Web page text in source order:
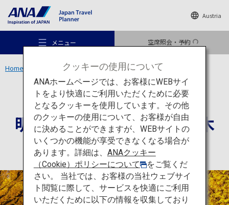
Austria
メニュー 空席照会・予約
おすすめの旅
旅のアイデア
行き先
Home 関東エリア 明治神宮外苑 いちょう並木
アクティビティ 東京
明治神宮外苑 いちょう並木
クッキーの使用について
ANAホームページでは、お客様にWEBサイ
トをより快適にご利用いただくために必要
となるクッキーを使用しています。その他
のクッキーの使用について、お客様が自由
に決めることができますが、WEBサイトの
いくつかの機能が享受できなくなる場合が
あります。詳細は、 ANAクッキー
（Cookie）ポリシーについて
をご覧くだ
さい。 当社では、お客様の当社ウェブサイ
ト閲覧に際して、サービスを快適にご利用
いただくために以下の情報を収集しており